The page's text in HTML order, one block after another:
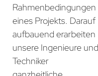
Rahmenbedingungen
eines Projekts. Darauf
aufbauend erarbeiten
unsere Ingenieure und
Techniker